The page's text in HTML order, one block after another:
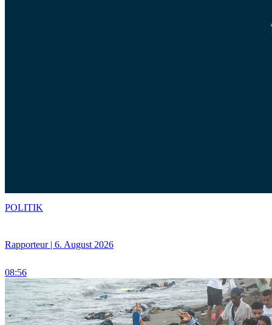
Rapporteur | 6. August 2026
08:56
POLITIK